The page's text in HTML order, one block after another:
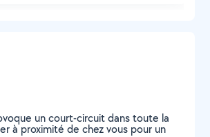
un court-circuit dans toute la
à proximité de chez vous pour un